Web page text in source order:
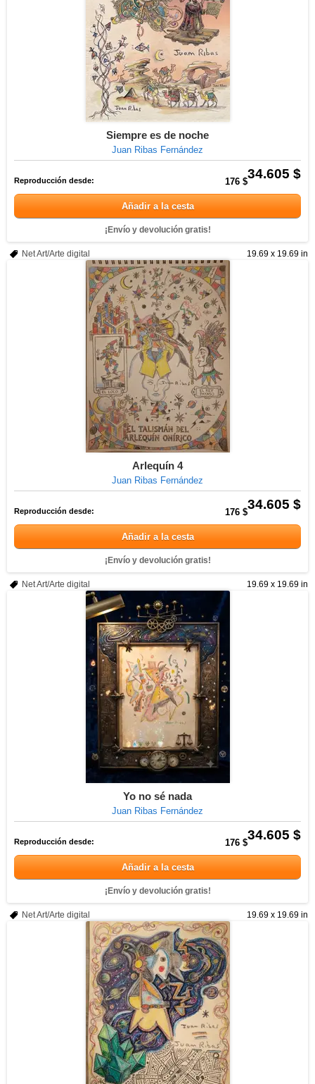
Siempre es de noche
Juan Ribas Fernández
34.605 $
Reproducción desde: 176 $
Añadir a la cesta
¡Envío y devolución gratis!
19.69 x 19.69 in
Net Art/Arte digital
Arlequín 4
Juan Ribas Fernández
34.605 $
Reproducción desde: 176 $
Añadir a la cesta
¡Envío y devolución gratis!
19.69 x 19.69 in
Net Art/Arte digital
Yo no sé nada
Juan Ribas Fernández
34.605 $
Reproducción desde: 176 $
Añadir a la cesta
¡Envío y devolución gratis!
19.69 x 19.69 in
Net Art/Arte digital